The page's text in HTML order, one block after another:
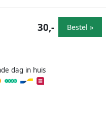
dag in huis
30,- Bestel »